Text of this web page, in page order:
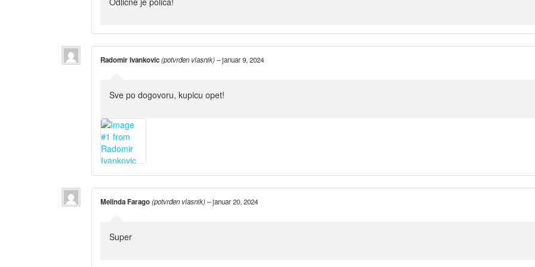
Radomir Ivankovic(potvrđen vlasnik)–januar 9, 2024
Sve po dogovoru, kupicu opet!
Melinda Farago(potvrđen vlasnik)–januar 20, 2024
Super